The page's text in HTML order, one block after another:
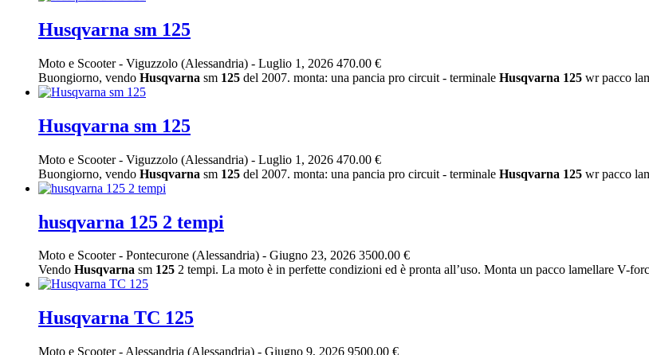
Husqvarna sm 125
Moto e Scooter- Viguzzolo (Alessandria) - Luglio 1, 2026 470.00 €
Buongiorno, vendo Husqvarna sm 125 del 2007. monta: una pancia pro circuit - terminale Husqvarna 125 wr pacco
Husqvarna sm 125
Moto e Scooter- Viguzzolo (Alessandria) - Luglio 1, 2026 470.00 €
Buongiorno, vendo Husqvarna sm 125 del 2007. monta: una pancia pro circuit - terminale Husqvarna 125 wr pacco
husqvarna 125 2 tempi
Moto e Scooter- Pontecurone (Alessandria) - Giugno 23, 2026 3500.00 €
Vendo Husqvarna sm 125 2 tempi. La moto è in perfette condizioni ed è pronta all’uso. Monta un pacco lamellare V-
Husqvarna TC 125
Moto e Scooter- Alessandria (Alessandria) - Giugno 9, 2026 9500.00 €